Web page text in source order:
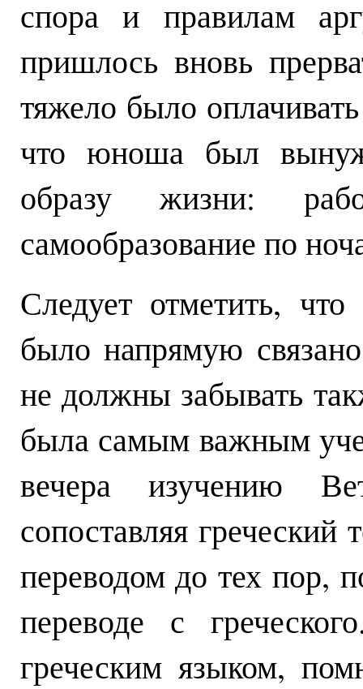
спора и правилам
пришлось вновь
тяжело было
что юноша был
образу жизни:
самообразование по
Следует отметить,
было напрямую
не должны забывать
была самым важным
вечера изучению
сопоставляя греческий
переводом до тех пор,
переводе с
греческим языком,